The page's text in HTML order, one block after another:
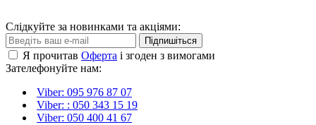
Слідкуйте за новинками та акціями:
Підпишіться
Я прочитав Оферта і згоден з вимогами
Зателефонуйте нам:
Viber: 095 976 87 07
Viber: : 050 343 15 19‬
Viber: 050 400 41 67